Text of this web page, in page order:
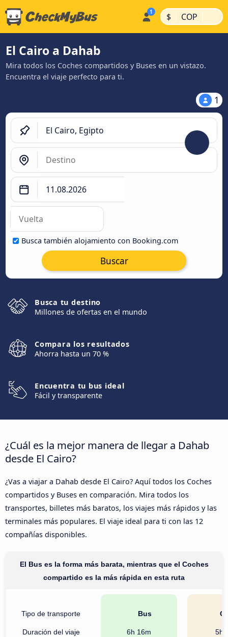
$ | COP |
El Cairo a Dahab
Mira todos los Coches compartidos y Buses en un vistazo.
Encuentra el viaje perfecto para ti.
1
Busca también alojamiento con Booking.com
Buscar
Busca tu destino
Millones de ofertas en el mundo
Compara los resultados
Ahorra hasta un 70 %
Encuentra tu bus ideal
Fácil y transparente
¿Cuál es la mejor manera de llegar a Dahab
desde El Cairo?
¿Vas a viajar a Dahab desde El Cairo? Aquí todos los Coches
compartidos y Buses en comparación. Mira todos los
transportes, billetes más baratos, los viajes más rápidos y las
terminales más populares. El viaje ideal para ti con las 12
compañías disponibles.
El Bus es la forma más barata, mientras que el Coches
compartido es la más rápida en esta ruta
Tipo de transporte
Duración del viaje
Bus
6h 16m 5h